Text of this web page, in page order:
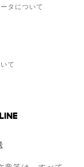
タについて
て